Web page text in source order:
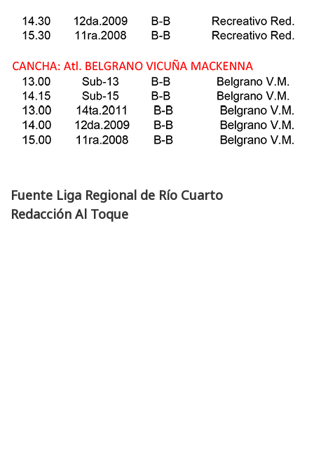
Fuente Liga Regional de Río Cuarto
Redacción Al Toque